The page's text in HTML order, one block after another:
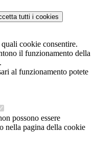
tutti i cookies
cookie consentire.
il funzionamento della
al funzionamento potete
possono essere
nella pagina della cookie